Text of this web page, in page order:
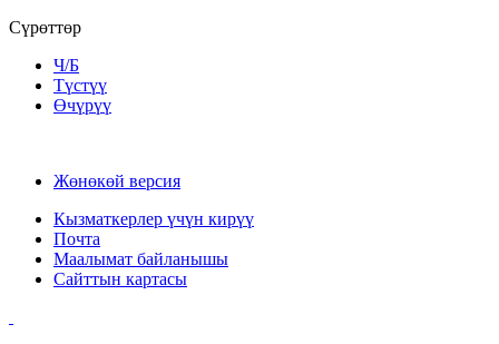
Сүрөттөр
Ч/Б
Түстүү
Өчүрүү
Жөнөкөй версия
Кызматкерлер үчүн кирүү
Почта
Маалымат байланышы
Сайттын картасы